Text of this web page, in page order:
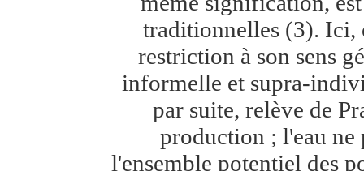
traditionnelles (3). Ici,
restriction à son sens
informelle et supra-
par suite, relève de
production ; l'eau ne
l'ensemble potentiel des